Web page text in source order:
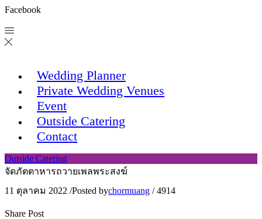
Facebook
Wedding Planner
Private Wedding Venues
Event
Outside Catering
Contact
Outside Catering
จัดภัตตาหารถวายเพลพระสงฆ์
11 ตุลาคม 2022 /Posted bychormuang / 4914
Share Post